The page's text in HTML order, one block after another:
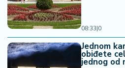
08:33|0
Jednom
obiđete
jednog od